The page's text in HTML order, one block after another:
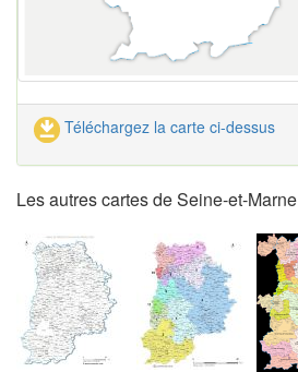
Téléchargez la carte ci-dessus
Les autres cartes de Seine-et-Marne